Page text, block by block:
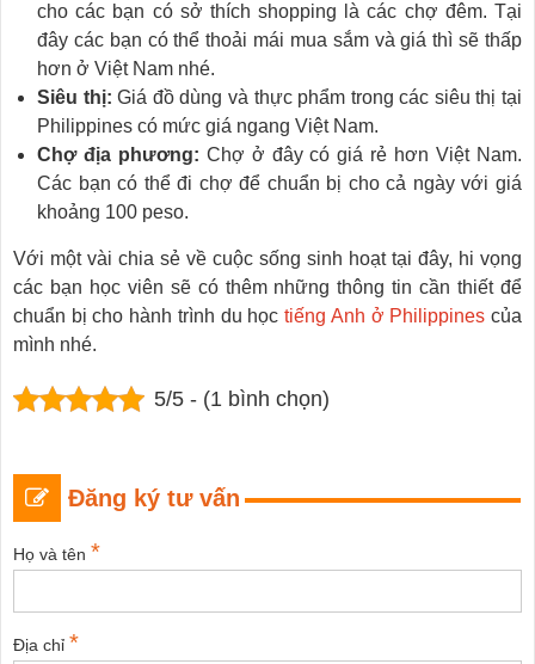
cho các bạn có sở thích shopping là các chợ đêm. Tại
đây các bạn có thể thoải mái mua sắm và giá thì sẽ thấp
hơn ở Việt Nam nhé.
Siêu thị: Giá đồ dùng và thực phẩm trong các siêu thị tại
Philippines có mức giá ngang Việt Nam.
Chợ địa phương: Chợ ở đây có giá rẻ hơn Việt Nam.
Các bạn có thể đi chợ để chuẩn bị cho cả ngày với giá
khoảng 100 peso.
Với một vài chia sẻ về cuộc sống sinh hoạt tại đây, hi vọng
các bạn học viên sẽ có thêm những thông tin cần thiết để
chuẩn bị cho hành trình du họctiếng Anh ở Philippines của
mình nhé.
5/5 - (1 bình chọn)
Đăng ký tư vấn
Họ và tên *
Địa chỉ *